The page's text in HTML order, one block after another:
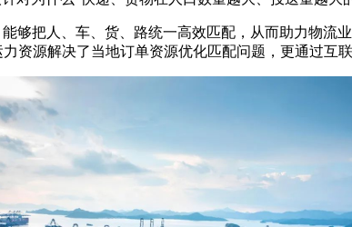
够把人、车、货、路统一高效匹配，从而助力物流
资源解决了当地订单资源优化匹配问题，更通过互